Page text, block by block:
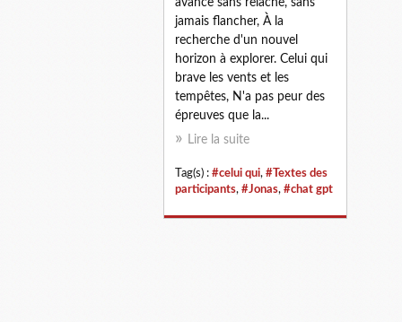
avance sans relâche, sans
jamais flancher, À la
recherche d'un nouvel
horizon à explorer. Celui qui
brave les vents et les
tempêtes, N'a pas peur des
épreuves que la...
Lire la suite
Tag(s) : #celui qui, #Textes des
participants, #Jonas, #chat gpt